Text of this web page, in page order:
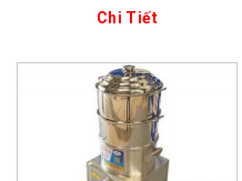
Chi Tiết